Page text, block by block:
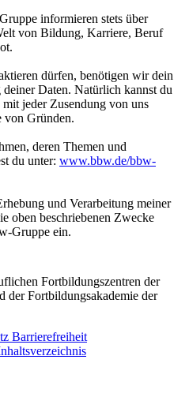
informieren stets über
von Bildung, Karriere, Beruf
dürfen, benötigen wir dein
Daten. Natürlich kannst du
jeder Zusendung von uns
von Gründen.
deren Themen und
du unter: www.bbw.de/bbw-
und Verarbeitung meiner
oben beschriebenen Zwecke
Gruppe ein.
Fortbildungszentren der
der Fortbildungsakademie der
Barrierefreiheit